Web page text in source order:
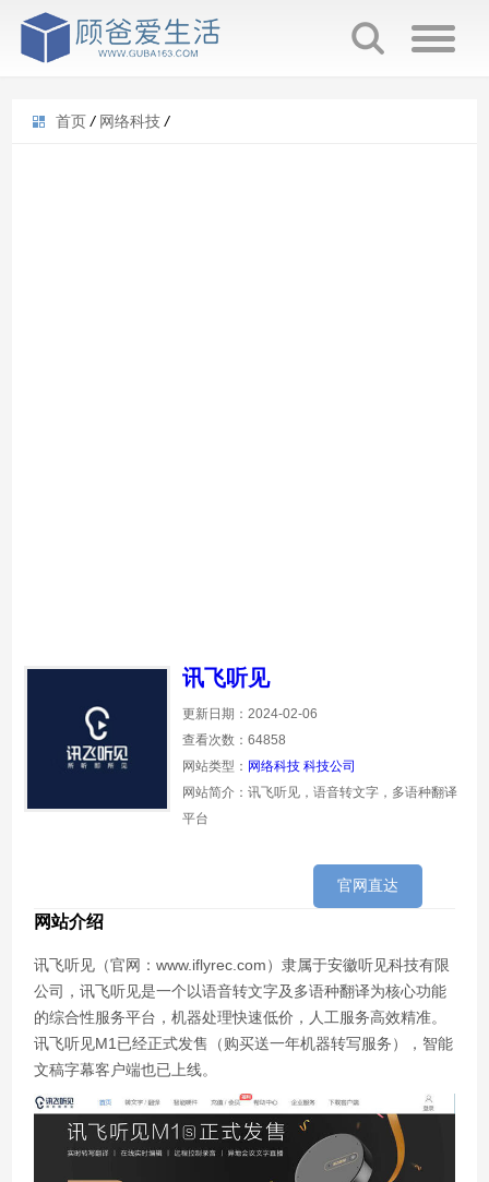
首页 / 网络科技 /
讯飞听见
更新日期：2024-02-06
查看次数：64858
网站类型： 网络科技 科技公司
网站简介：讯飞听见，语音转文字，多语种翻译
平台
官网直达
网站介绍
讯飞听见（官网：www.iflyrec.com）隶属于安徽听见科技有限
公司，讯飞听见是一个以语音转文字及多语种翻译为核心功能
的综合性服务平台，机器处理快速低价，人工服务高效精准。
讯飞听见M1已经正式发售（购买送一年机器转写服务），智能
文稿字幕客户端也已上线。